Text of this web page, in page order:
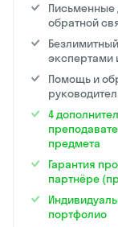
Письменные
обратной
экспертами
Помощь и
4
предмета
Гарантия
партнёре
портфолио